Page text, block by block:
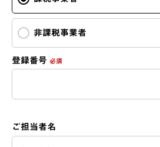
非課税事業者
登録番号 必須
ご担当者名